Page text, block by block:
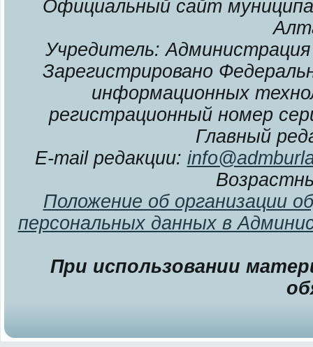
Официальный сайт
Учредитель: Администрация
Зарегистрировано
информационных
регистрационный номер
Главный
E-mail редакции:
Положение об организации
персональных данных в
При использовании